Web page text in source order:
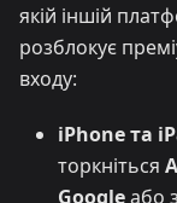
якій іншій
розблокує
входу:
iPhone та
торкніться
Googleабо